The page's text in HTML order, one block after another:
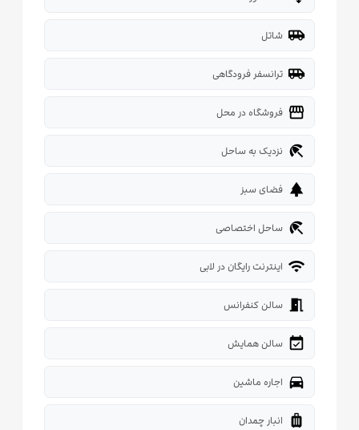
airport_shuttle شاتل
airport_shuttle ترانسفر فرودگاهی
storefront فروشگاه در محل
beach_access نزدیک به ساحل
park فضای سبز
beach_access ساحل اختصاصی
wifi اینترنت رایگان در لابی
meeting_room سالن کنفرانس
event_available سالن همایش
directions_car اجاره ماشین
luggage انبار چمدان